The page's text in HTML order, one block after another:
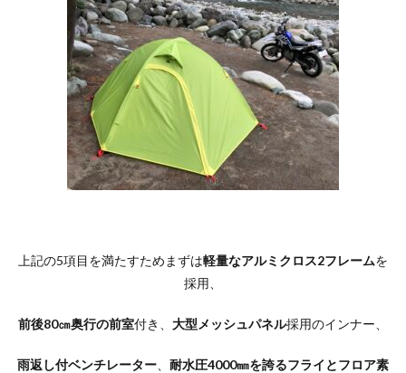
上記の5項目を満たすためまずは軽量なアルミクロス2フレームを
採用、
前後80㎝奥行の前室付き、 大型メッシュパネル採用のインナー、
雨返し付ベンチレーター
耐水圧4000㎜を誇るフライとフロア素